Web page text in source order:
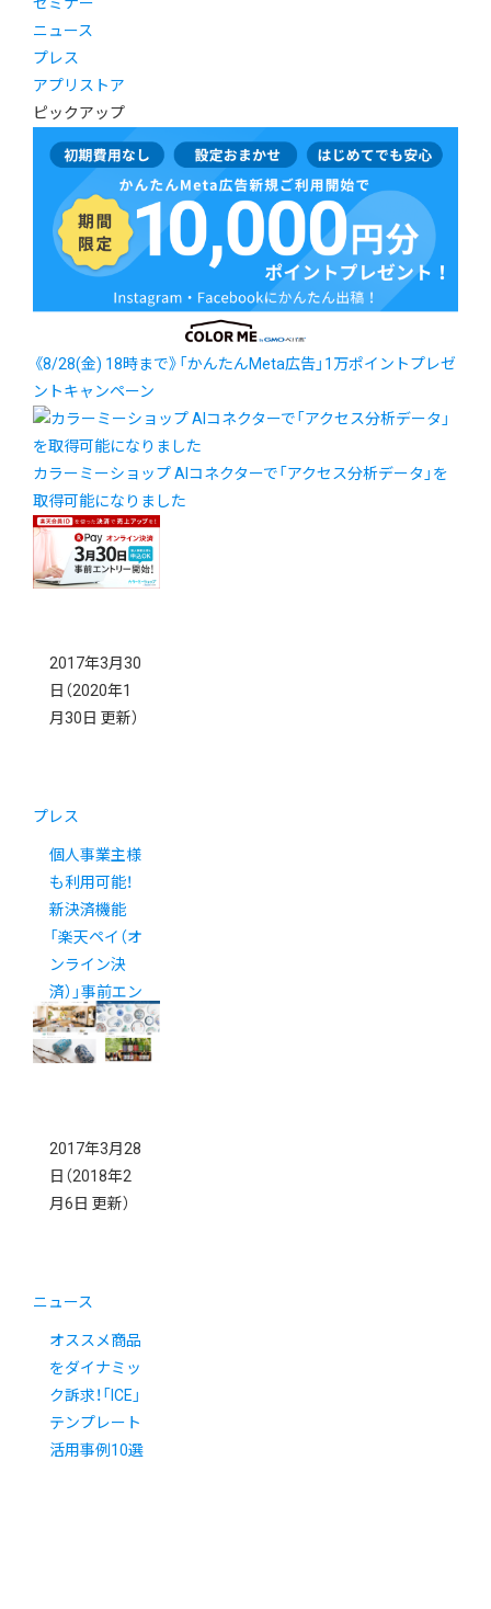
セミナー
ニュース
プレス
アプリストア
ピックアップ
《8/28(金) 18時まで》「かんたんMeta広告」1万ポイントプレゼ
ントキャンペーン
カラーミーショップ AIコネクターで「アクセス分析データ」を
取得可能になりました
2017年3月30
日 （2020年1
月30日 更新）
プレス
個人事業主様
も利用可能！
新決済機能
「楽天ペイ（オ
ンライン決
済）」事前エン
トリー受付開
始
2017年3月28
日 （2018年2
月6日 更新）
ニュース
オススメ商品
をダイナミッ
ク訴求！「ICE」
テンプレート
活用事例10選